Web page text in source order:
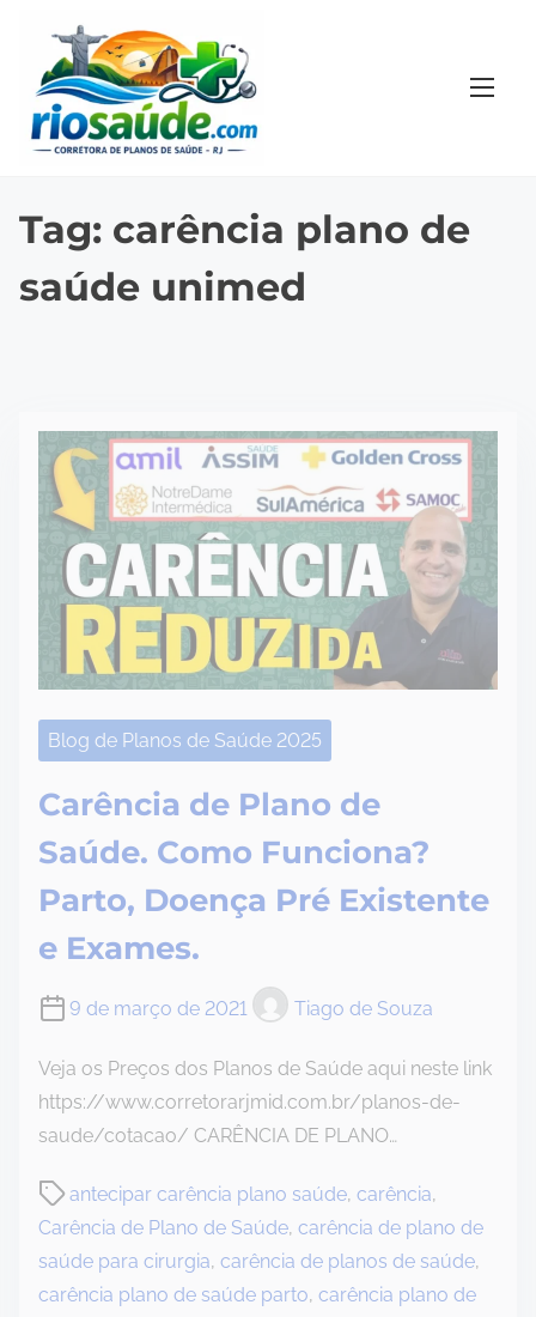
Tag: carência plano de
saúde unimed
Blog de Planos de Saúde 2025
Carência de Plano de
Saúde. Como Funciona?
Parto, Doença Pré Existente
e Exames.
9 de março de 2021 Tiago de Souza
Veja os Preços dos Planos de Saúde aqui neste link
https://www.corretorarjmid.com.br/planos-de-
saude/cotacao/ CARÊNCIA DE PLANO…
antecipar carência plano saúde, carência,
Carência de Plano de Saúde, carência de plano de
saúde para cirurgia, carência de planos de saúde,
carência plano de saúde parto, carência plano de
P
o
s
t